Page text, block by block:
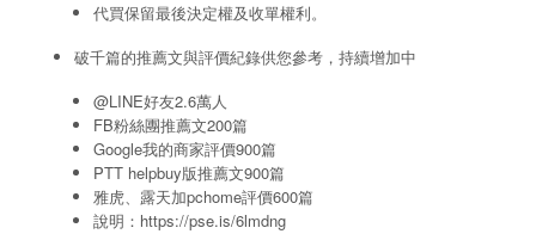
代買保留最後決定權及收單權利。
破千篇的推薦文與評價紀錄供您參考，持續增加中
@LINE好友2.6萬人
FB粉絲團推薦文200篇
Google我的商家評價900篇
PTT helpbuy版推薦文900篇
雅虎、露天加pchome評價600篇
說明： https://pse.is/6lmdng